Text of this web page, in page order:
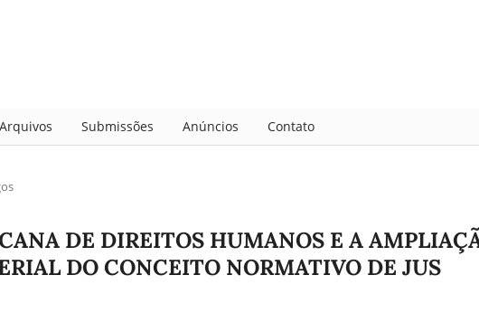
Arquivos Submissões Anúncios Contato
DE DIREITOS HUMANOS E A
DO CONCEITO NORMATIVO DE JUS